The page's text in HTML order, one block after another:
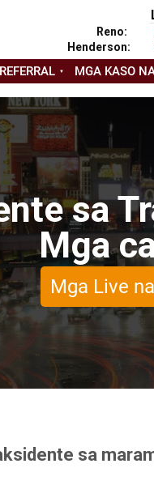
Reno:
Henderson:
MGA KASO
sa
Mga
Mga Live
sa